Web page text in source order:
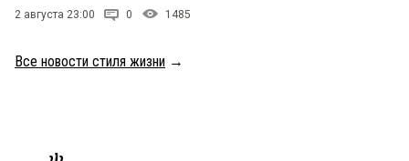
2 августа 23:00 0 1485
Все новости стиля жизни →